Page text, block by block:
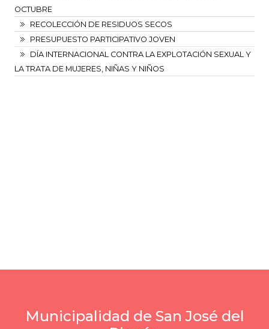
OCTUBRE
RECOLECCIÓN DE RESIDUOS SECOS
PRESUPUESTO PARTICIPATIVO JOVEN
DÍA INTERNACIONAL CONTRA LA EXPLOTACIÓN SEXUAL Y
LA TRATA DE MUJERES, NIÑAS Y NIÑOS
Municipalidad de San José del